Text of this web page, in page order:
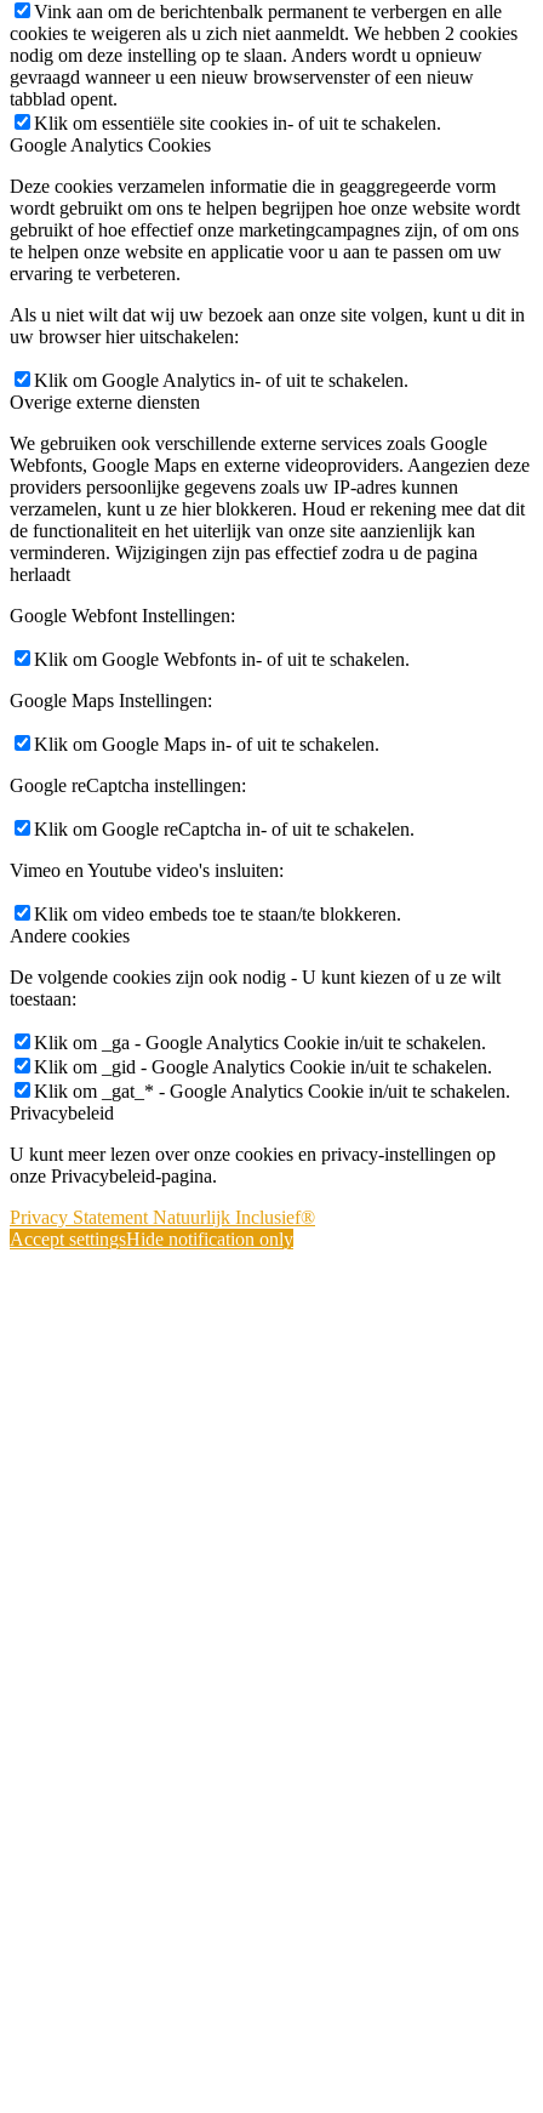
Vink aan om de berichtenbalk permanent te verbergen en alle
cookies te weigeren als u zich niet aanmeldt. We hebben 2 cookies
nodig om deze instelling op te slaan. Anders wordt u opnieuw
gevraagd wanneer u een nieuw browservenster of een nieuw
tabblad opent.
Klik om essentiële site cookies in- of uit te schakelen.
Google Analytics Cookies
Deze cookies verzamelen informatie die in geaggregeerde vorm
wordt gebruikt om ons te helpen begrijpen hoe onze website wordt
gebruikt of hoe effectief onze marketingcampagnes zijn, of om ons
te helpen onze website en applicatie voor u aan te passen om uw
ervaring te verbeteren.
Als u niet wilt dat wij uw bezoek aan onze site volgen, kunt u dit in
uw browser hier uitschakelen:
Klik om Google Analytics in- of uit te schakelen.
Overige externe diensten
We gebruiken ook verschillende externe services zoals Google
Webfonts, Google Maps en externe videoproviders. Aangezien deze
providers persoonlijke gegevens zoals uw IP-adres kunnen
verzamelen, kunt u ze hier blokkeren. Houd er rekening mee dat dit
de functionaliteit en het uiterlijk van onze site aanzienlijk kan
verminderen. Wijzigingen zijn pas effectief zodra u de pagina
herlaadt
Google Webfont Instellingen:
Klik om Google Webfonts in- of uit te schakelen.
Google Maps Instellingen:
Klik om Google Maps in- of uit te schakelen.
Google reCaptcha instellingen:
Klik om Google reCaptcha in- of uit te schakelen.
Vimeo en Youtube video's insluiten:
Klik om video embeds toe te staan/te blokkeren.
Andere cookies
De volgende cookies zijn ook nodig - U kunt kiezen of u ze wilt
toestaan:
Klik om _ga - Google Analytics Cookie in/uit te schakelen.
Klik om _gid - Google Analytics Cookie in/uit te schakelen.
Klik om _gat_* - Google Analytics Cookie in/uit te schakelen.
Privacybeleid
U kunt meer lezen over onze cookies en privacy-instellingen op
onze Privacybeleid-pagina.
Privacy Statement Natuurlijk Inclusief®
Accept settingsHide notification only